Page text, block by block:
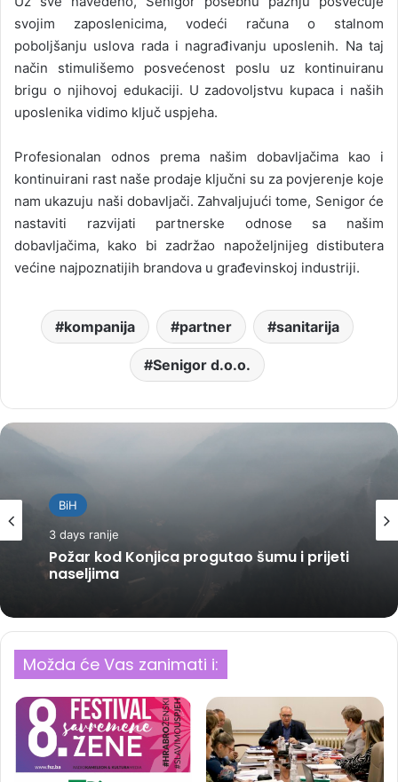
svojim zaposlenicima, vodeći računa o stalnom
poboljšanju uslova rada i nagrađivanju uposlenih. Na taj
način stimulišemo posvećenost poslu uz kontinuiranu
brigu o njihovoj edukaciji. U zadovoljstvu kupaca i naših
uposlenika vidimo ključ uspjeha.
Profesionalan odnos prema našim dobavljačima kao i
kontinuirani rast naše prodaje ključni su za povjerenje koje
nam ukazuju naši dobavljači. Zahvaljujući tome, Senigor će
nastaviti razvijati partnerske odnose sa našim
dobavljačima, kako bi zadržao napoželjnijeg distibutera
većine najpoznatijih brandova u građevinskoj industriji.
kompanija partner sanitarija
Senigor d.o.o.
BiH
3 days ranije
Požar kod Konjica progutao šumu i prijeti
naseljima
Možda će Vas zanimati i: